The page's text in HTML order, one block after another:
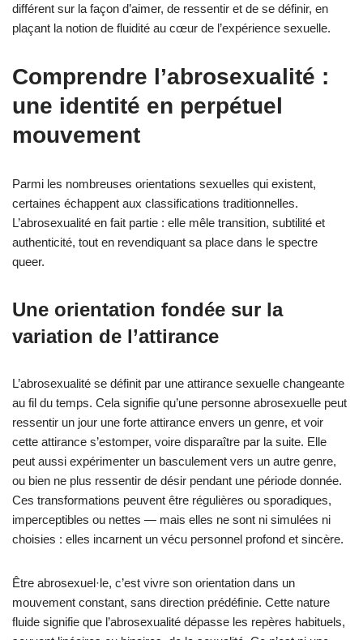
différent sur la façon d’aimer, de ressentir et de se définir, en
plaçant la notion de fluidité au cœur de l’expérience sexuelle.
Comprendre l’abrosexualité :
une identité en perpétuel
mouvement
Parmi les nombreuses orientations sexuelles qui existent,
certaines échappent aux classifications traditionnelles.
L’abrosexualité en fait partie : elle mêle transition, subtilité et
authenticité, tout en revendiquant sa place dans le spectre
queer.
Une orientation fondée sur la
variation de l’attirance
L’abrosexualité se définit par une attirance sexuelle changeante
au fil du temps. Cela signifie qu’une personne abrosexuelle peut
ressentir un jour une forte attirance envers un genre, et voir
cette attirance s’estomper, voire disparaître par la suite. Elle
peut aussi expérimenter un basculement vers un autre genre,
ou bien ne plus ressentir de désir pendant une période donnée.
Ces transformations peuvent être régulières ou sporadiques,
imperceptibles ou nettes — mais elles ne sont ni simulées ni
choisies : elles incarnent un vécu personnel profond et sincère.
Être abrosexuel·le, c’est vivre son orientation dans un
mouvement constant, sans direction prédéfinie. Cette nature
fluide signifie que l’abrosexualité dépasse les repères habituels,